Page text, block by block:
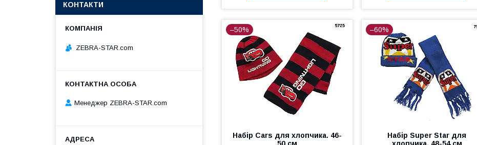
–50%
Набір Cars для хлопчика. 46-
50 см
–60%
Набір Super Star для
хлопчика. 48-54 см
КОНТАКТИ
ZEBRA-STAR.com
Менеджер ZEBRA-STAR.com